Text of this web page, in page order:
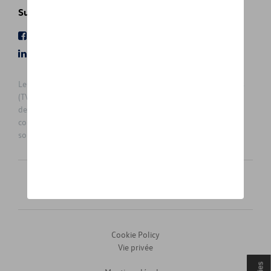
Suivez nous
Les prix affichés sur le présent site sont des prix recommandés
(TVAc), hors éventuels frais de montage. Pour connaitre le prix
de vente actuel et les éventuels frais de montage, veuillez
contacter votre concessionnaire/agent. Les prix recommandés
sont sujets à des changements sans préavis.
Cookie Policy
Vie privée